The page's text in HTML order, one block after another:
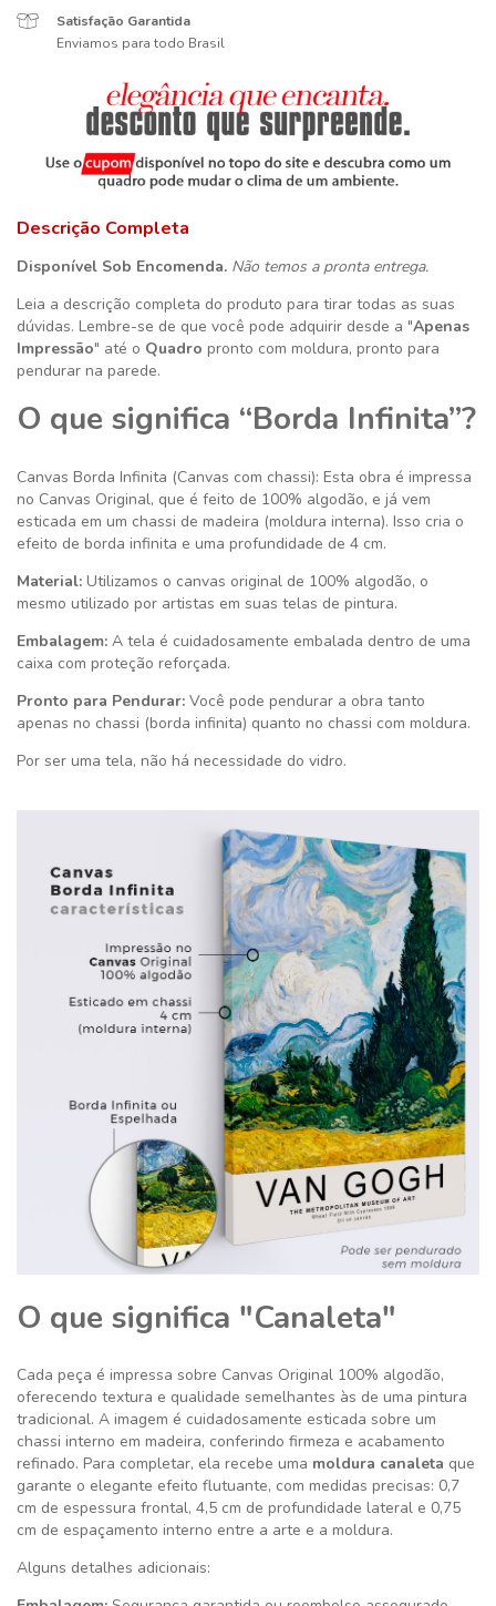
Satisfação Garantida
Enviamos para todo Brasil
Descrição Completa
Disponível Sob Encomenda. Não temos a pronta entrega.
Leia a descrição completa do produto para tirar todas as suas
dúvidas. Lembre-se de que você pode adquirir desde a "Apenas
Impressão" até o Quadro pronto com moldura, pronto para
pendurar na parede.
O que significa “Borda Infinita”?
Canvas Borda Infinita (Canvas com chassi): Esta obra é impressa
no Canvas Original, que é feito de 100% algodão, e já vem
esticada em um chassi de madeira (moldura interna). Isso cria o
efeito de borda infinita e uma profundidade de 4 cm.
Material: Utilizamos o canvas original de 100% algodão, o
mesmo utilizado por artistas em suas telas de pintura.
Embalagem: A tela é cuidadosamente embalada dentro de uma
caixa com proteção reforçada.
Pronto para Pendurar: Você pode pendurar a obra tanto
apenas no chassi (borda infinita) quanto no chassi com moldura.
Por ser uma tela, não há necessidade do vidro.
O que significa "Canaleta"
Cada peça é impressa sobre Canvas Original 100% algodão,
oferecendo textura e qualidade semelhantes às de uma pintura
tradicional. A imagem é cuidadosamente esticada sobre um
chassi interno em madeira, conferindo firmeza e acabamento
refinado. Para completar, ela recebe uma moldura canaleta que
garante o elegante efeito flutuante, com medidas precisas: 0,7
cm de espessura frontal, 4,5 cm de profundidade lateral e 0,75
cm de espaçamento interno entre a arte e a moldura.
Alguns detalhes adicionais: